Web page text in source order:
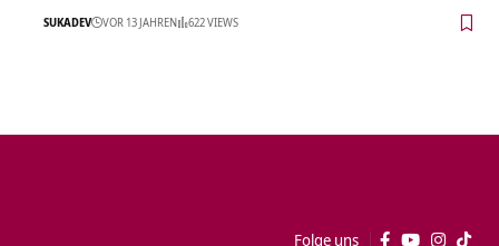
SUKADEV VOR 13 JAHREN 622 VIEWS
Folge uns